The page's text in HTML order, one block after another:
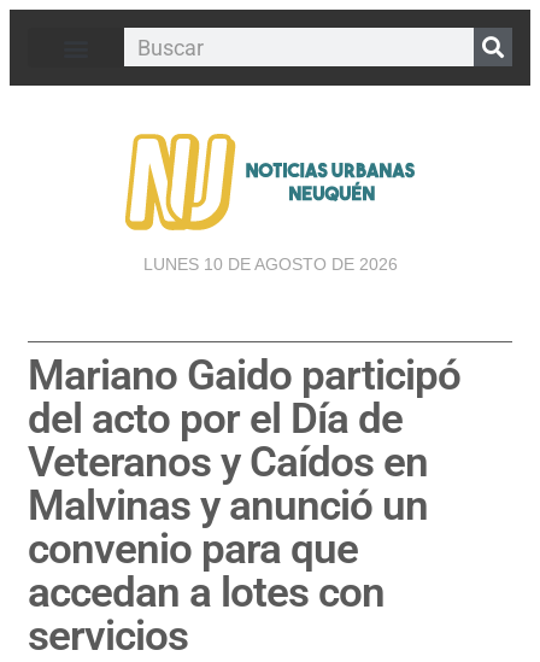
LUNES 10 DE AGOSTO DE 2026
Mariano Gaido participó
del acto por el Día de
Veteranos y Caídos en
Malvinas y anunció un
convenio para que
accedan a lotes con
servicios